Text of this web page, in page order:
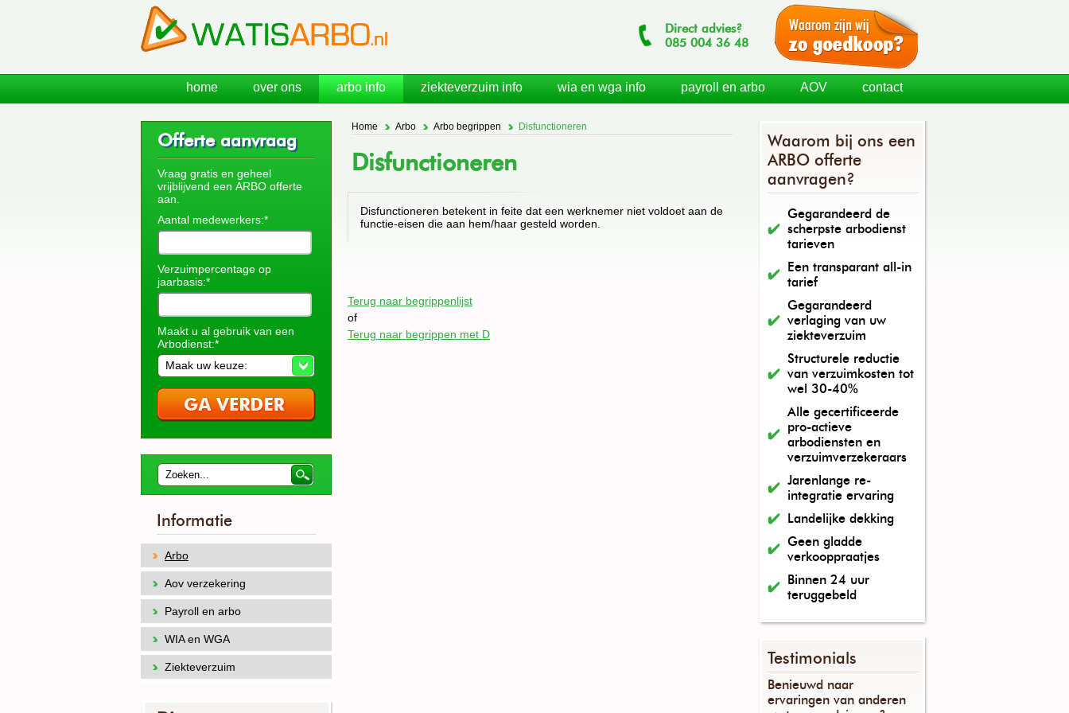
Direct advies?
085 004 36 48
Home Arbo Arbo begrippen Disfunctioneren
Disfunctioneren
Disfunctioneren betekent in feite dat een werknemer niet voldoet aan de
functie-eisen die aan hem/haar gesteld worden.
Terug naar begrippenlijst
of
Terug naar begrippen met D
Waarom bij ons een
ARBO offerte
aanvragen?
Gegarandeerd de
scherpste arbodienst
tarieven
Een transparant all-in
tarief
Gegarandeerd
verlaging van uw
ziekteverzuim
Structurele reductie
van verzuimkosten tot
wel 30-40%
Alle gecertificeerde
pro-actieve
arbodiensten en
verzuimverzekeraars
Jarenlange re-
integratie ervaring
Landelijke dekking
Geen gladde
verkooppraatjes
Binnen 24 uur
teruggebeld
Testimonials
Benieuwd naar
ervaringen van anderen
Offerte aanvraag
Vraag gratis en geheel
vrijblijvend een ARBO offerte
aan.
Aantal medewerkers:*
Verzuimpercentage op
jaarbasis:*
Maakt u al gebruik van een
Arbodienst:*
Maak uw keuze:
Informatie
Arbo
Aov verzekering
Payroll en arbo
WIA en WGA
Ziekteverzuim
home over ons arbo info ziekteverzuim info wia en wga info payroll en arbo AOV contact